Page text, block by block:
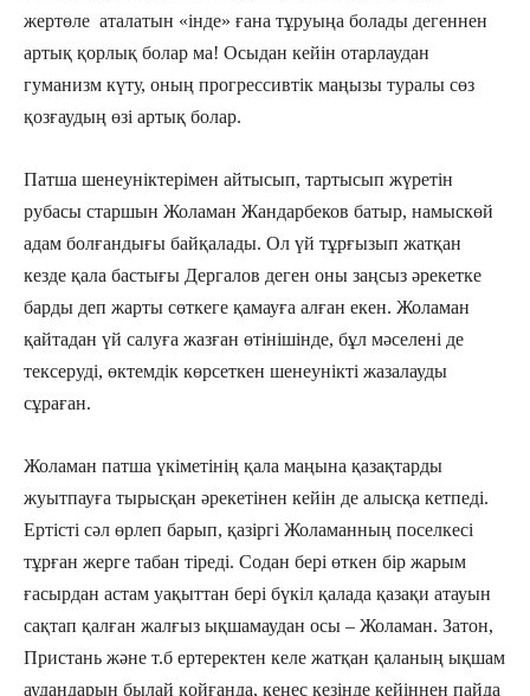
жертөле аталатын «інде» ғана тұруыңа болады дегеннен
артық қорлық болар ма! Осыдан кейін отарлаудан
гуманизм күту, оның прогрессивтік маңызы туралы сөз
қозғаудың өзі артық болар.
Патша шенеуніктерімен айтысып, тартысып жүретін
рубасы старшын Жоламан Жандарбеков батыр, намыскөй
адам болғандығы байқалады. Ол үй тұрғызып жатқан
кезде қала бастығы Дергалов деген оны заңсыз әрекетке
барды деп жарты сөткеге қамауға алған екен. Жоламан
қайтадан үй салуға жазған өтінішінде, бұл мәселені де
тексеруді, өктемдік көрсеткен шенеунікті жазалауды
сұраған.
Жоламан патша үкіметінің қала маңына қазақтарды
жуытпауға тырысқан әрекетінен кейін де алысқа кетпеді.
Ертісті сәл өрлеп барып, қазіргі Жоламанның поселкесі
тұрған жерге табан тіреді. Содан бері өткен бір жарым
ғасырдан астам уақыттан бері бүкіл қалада қазақи атауын
сақтап қалған жалғыз ықшамаудан осы – Жоламан. Затон,
Пристань және т.б ертеректен келе жатқан қаланың ықшам
аудандарын былай қойғанда, кеңес кезінде кейіннен пайда